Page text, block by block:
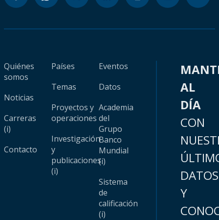
Quiénes
somos
Noticias
Carreras
(i)
Contacto
Países
Temas
Proyectos y
operaciones
Investigación
y
publicaciones
(i)
Eventos
Datos
Academia
del
Grupo
Banco
Mundial
(i)
Sistema
de
calificación
(i)
AL
DÍA
CON
DATOS
Y